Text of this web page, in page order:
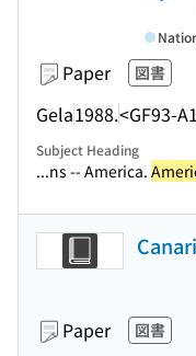
Paper 図書
Gela1988.<GF93-
Subject Heading
...ns -- America.
Paper 図書